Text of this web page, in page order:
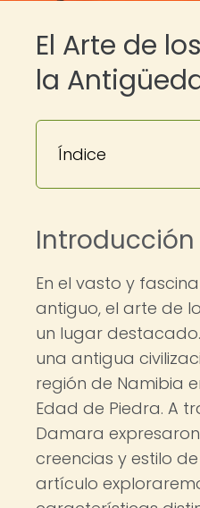
El Arte de
la
Índice
Introducción
En el vasto y
antiguo, el arte de
un lugar
una antigua
región de Namibia
Edad de Piedra. A
Damara
creencias y estilo
artículo